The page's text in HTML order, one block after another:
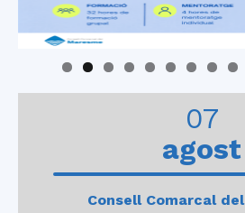
07
agost
Consell Comarcal